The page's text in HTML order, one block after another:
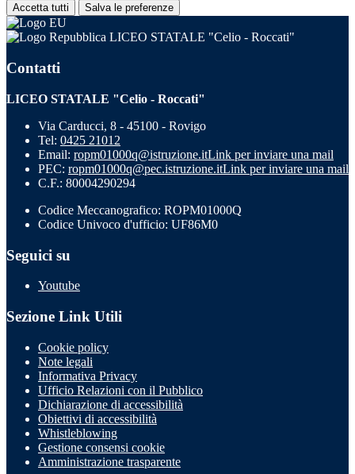
Accetta tutti Salva le preferenze
LICEO STATALE "Celio - Roccati"
Contatti
LICEO STATALE "Celio - Roccati"
Via Carducci, 8 - 45100 - Rovigo
Tel: 0425 21012
Email: ropm01000q@istruzione.itLink per inviare una mail
PEC: ropm01000q@pec.istruzione.itLink per inviare una mail
C.F.: 80004290294
Codice Meccanografico: ROPM01000Q
Codice Univoco d'ufficio: UF86M0
Seguici su
Youtube
Sezione Link Utili
Cookie policy
Note legali
Informativa Privacy
Ufficio Relazioni con il Pubblico
Dichiarazione di accessibilità
Obiettivi di accessibilità
Whistleblowing
Gestione consensi cookie
Amministrazione trasparente